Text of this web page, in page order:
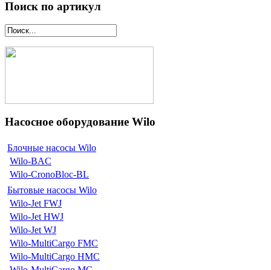
Поиск по артикул
Насосное оборудование Wilo
Блочные насосы Wilo
Wilo-BAC
Wilo-CronoBloc-BL
Бытовые насосы Wilo
Wilo-Jet FWJ
Wilo-Jet HWJ
Wilo-Jet WJ
Wilo-MultiCargo FMC
Wilo-MultiCargo HMC